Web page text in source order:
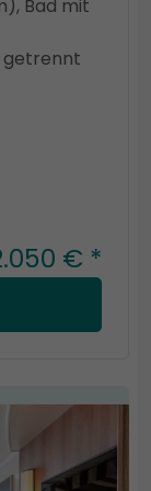
Bad mit
getrennt
€ *